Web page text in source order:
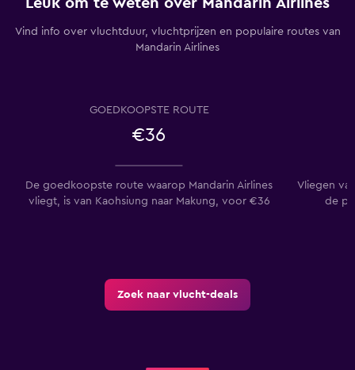
Vind info over vluchtduur, vluchtprijzen en populaire routes van
Mandarin Airlines
GOEDKOOPSTE ROUTE
€36
De goedkoopste route waarop Mandarin Airlines
vliegt, is van Kaohsiung naar Makung, voor €36
Vliegen
de
Zoek naar vlucht-deals